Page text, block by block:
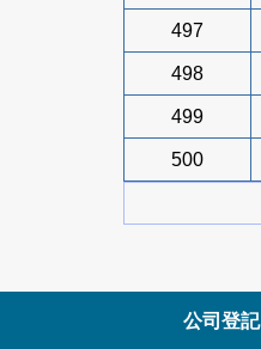
497
498
499
500
公司登記